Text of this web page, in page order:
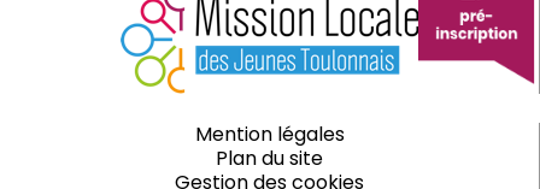
Mention légales
Plan du site
Gestion des cookies